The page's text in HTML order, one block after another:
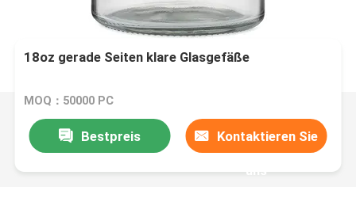
18oz gerade Seiten klare Glasgefäße
MOQ：50000 PC
Bestpreis Kontaktieren Sie
uns